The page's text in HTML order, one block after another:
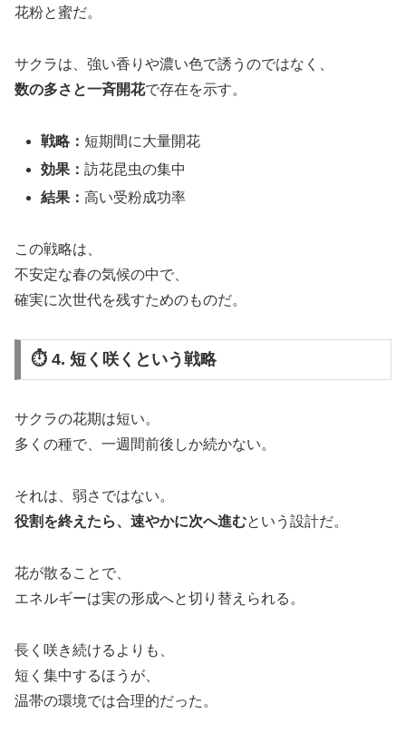
花粉と蜜だ。
サクラは、強い香りや濃い色で誘うのではなく、
数の多さと一斉開花で存在を示す。
戦略：短期間に大量開花
効果：訪花昆虫の集中
結果：高い受粉成功率
この戦略は、
不安定な春の気候の中で、
確実に次世代を残すためのものだ。
⏱️ 4. 短く咲くという戦略
サクラの花期は短い。
多くの種で、一週間前後しか続かない。
それは、弱さではない。
役割を終えたら、速やかに次へ進むという設計だ。
花が散ることで、
エネルギーは実の形成へと切り替えられる。
長く咲き続けるよりも、
短く集中するほうが、
温帯の環境では合理的だった。